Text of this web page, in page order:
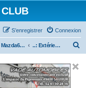
Connexion
S’enregistrer
..: Mazda6 MPS & Mazdaspeed 6 :.. ..: Extérieur / Eclairage / Pneus-Jantes (MPS6) :..